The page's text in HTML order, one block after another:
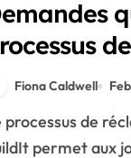
des
Fiona Caldwell
permet aux